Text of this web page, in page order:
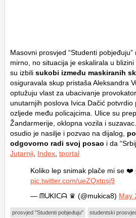
Masovni prosvjed “Studenti
mirno, no situacija je eskalirala u
su izbili sukobi između maskiranih
osiguravala skup pristaša Aleksandra
optužuju vlast za ubacivanje
unutarnjih poslova Ivica Dačić
ozljede među policajcima. Ulice su
Žandarmerije, oklopna vozila i
osudio je nasilje i pozvao na dijalog,
odgovorno radi svoj posao i da
Jutarnji Index tportal
Koliko lep snimak plače mi se ❤️
pic.twitter.com/ueZQxtpsj9
— ᗰᑌKIᑕᗩ ♛ (@mukica8) May
prosvjed "Studenti pobjeđuju" studentski